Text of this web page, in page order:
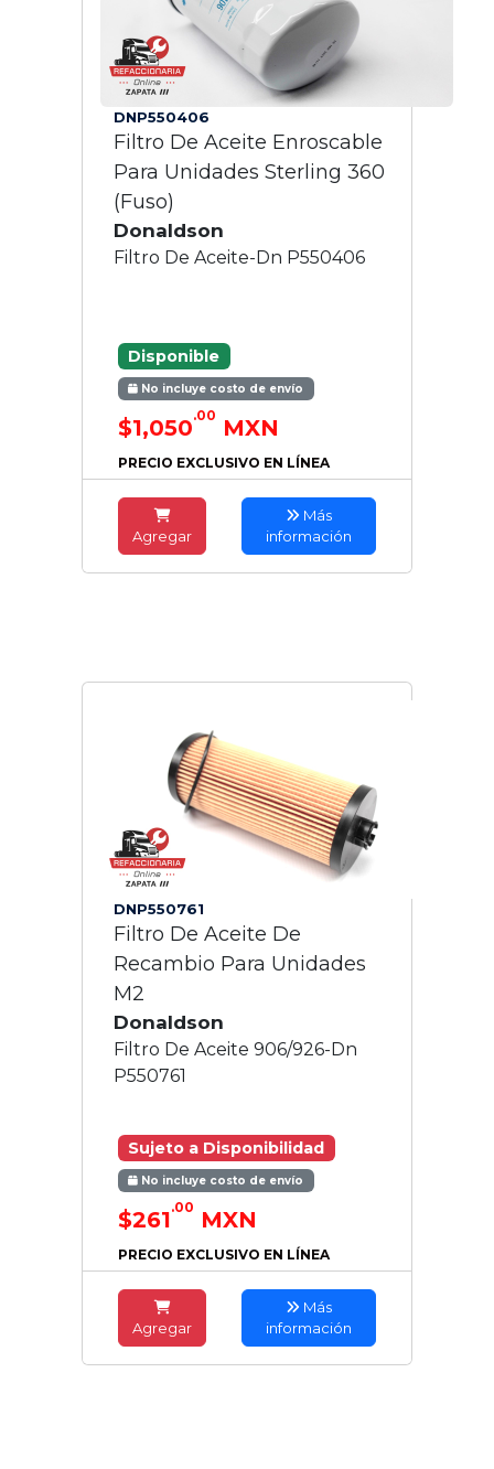
DNP550406
Filtro De Aceite Enroscable
Para Unidades Sterling 360
(Fuso)
Donaldson
Filtro De Aceite-Dn P550406
Disponible
No incluye costo de envío
$1,050.00 MXN
PRECIO EXCLUSIVO EN LÍNEA
Agregar
Más
información
DNP550761
Filtro De Aceite De
Recambio Para Unidades
M2
Donaldson
Filtro De Aceite 906/926-Dn
P550761
Sujeto a Disponibilidad
No incluye costo de envío
$261.00 MXN
PRECIO EXCLUSIVO EN LÍNEA
Agregar
Más
información